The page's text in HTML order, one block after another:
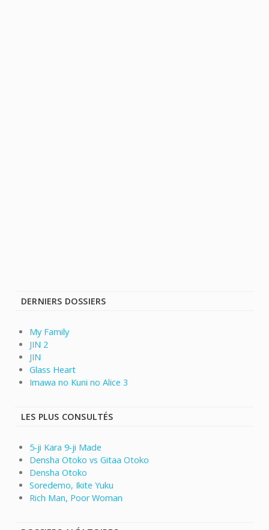
DERNIERS DOSSIERS
My Family
JIN 2
JIN
Glass Heart
Imawa no Kuni no Alice 3
LES PLUS CONSULTÉS
5-ji Kara 9-ji Made
Densha Otoko vs Gitaa Otoko
Densha Otoko
Soredemo, Ikite Yuku
Rich Man, Poor Woman